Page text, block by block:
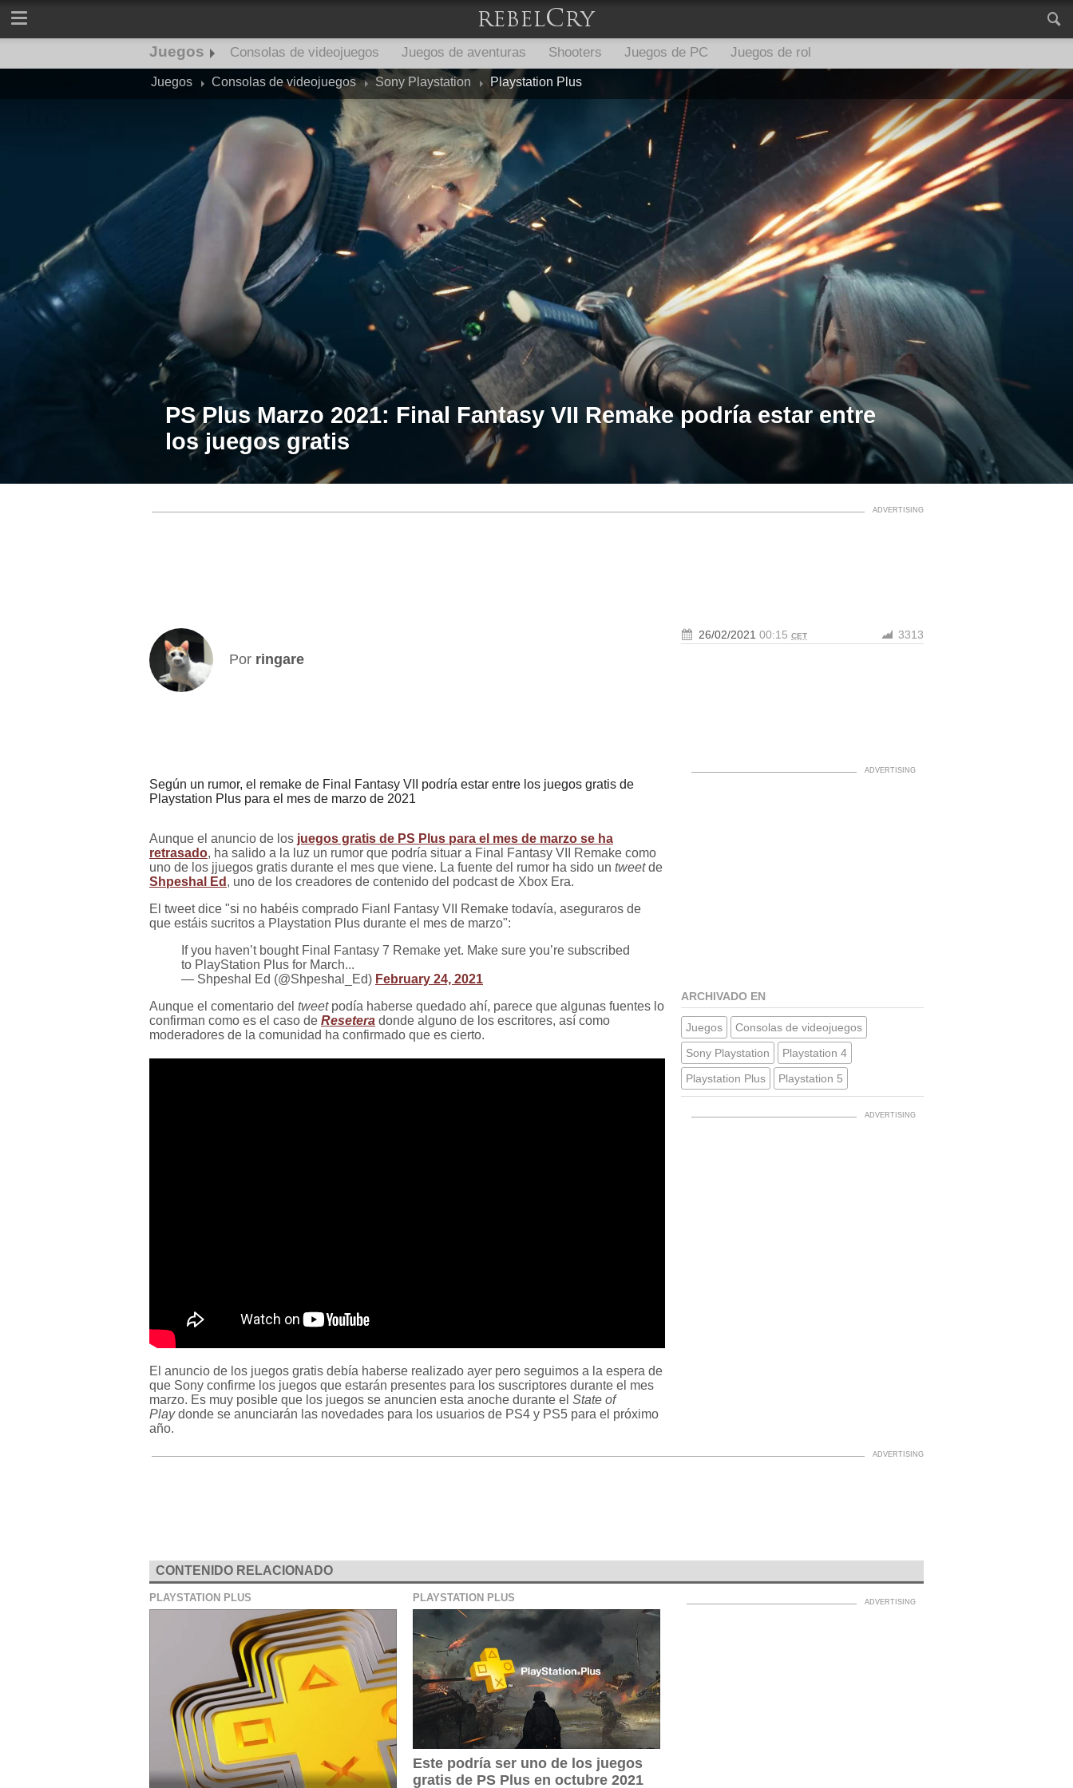
Juegos Consolas de videojuegos Juegos de aventuras Shooters Juegos de PC Juegos de rol
Juegos Consolas de videojuegos Sony Playstation Playstation Plus
PS Plus Marzo 2021: Final Fantasy VII Remake podría estar entre
los juegos gratis
Por ringare
26/02/2021 00:15 CET 3313
Según un rumor, el remake de Final Fantasy VII podría estar entre los juegos gratis de
Playstation Plus para el mes de marzo de 2021
Aunque el anuncio de los juegos gratis de PS Plus para el mes de marzo se ha
retrasado, ha salido a la luz un rumor que podría situar a Final Fantasy VII Remake como
uno de los jjuegos gratis durante el mes que viene. La fuente del rumor ha sido un tweetde
Shpeshal Ed , uno de los creadores de contenido del podcast de Xbox Era.
El tweet dice "si no habéis comprado Fianl Fantasy VII Remake todavía, aseguraros de
que estáis sucritos a Playstation Plus durante el mes de marzo":
If you haven’t bought Final Fantasy 7 Remake yet. Make sure you’re subscribed
to PlayStation Plus for March...
— Shpeshal Ed (@Shpeshal_Ed) February 24, 2021
Aunque el comentario del tweetpodía haberse quedado ahí, parece que algunas fuentes lo
confirman como es el caso de Resetera donde alguno de los escritores, así como
moderadores de la comunidad ha confirmado que es cierto.
El anuncio de los juegos gratis debía haberse realizado ayer pero seguimos a la espera de
que Sony confirme los juegos que estarán presentes para los suscriptores durante el mes
marzo. Es muy posible que los juegos se anuncien esta anoche durante el State of
Playdonde se anunciarán las novedades para los usuarios de PS4 y PS5 para el próximo
año.
ARCHIVADO EN
Juegos
Consolas de videojuegos
Sony Playstation
Playstation 4
Playstation Plus
Playstation 5
CONTENIDO RELACIONADO
PLAYSTATION PLUS PLAYSTATION PLUS
Este podría ser uno de los juegos
gratis de PS Plus en octubre 2021